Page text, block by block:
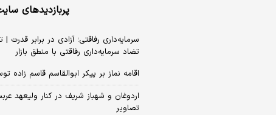
پربازدیدهای
سرمایه‌داری رفاقتی؛ آزادی در برابر قدرت |
تضاد سرمایه‌داری رفاقتی با منطق بازار
اقامه نماز بر پیکر ابوالقاسم قاسم
اردوغان و شهباز شریف در کنار ولیعهد
تصاویر